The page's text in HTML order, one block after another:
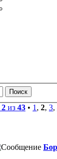
2 из 43 • 1, 2, 3,